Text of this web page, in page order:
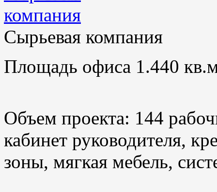
Сырьевая компания
Площадь офиса 1.440
Объем проекта: 144
кабинет руководителя,
зоны, мягкая мебель,